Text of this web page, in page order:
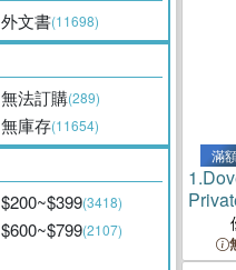
外文書(11698)
無法訂購(289)
無庫存(11654)
$200~$399(3418)
$600~$799(2107)
滿
1.